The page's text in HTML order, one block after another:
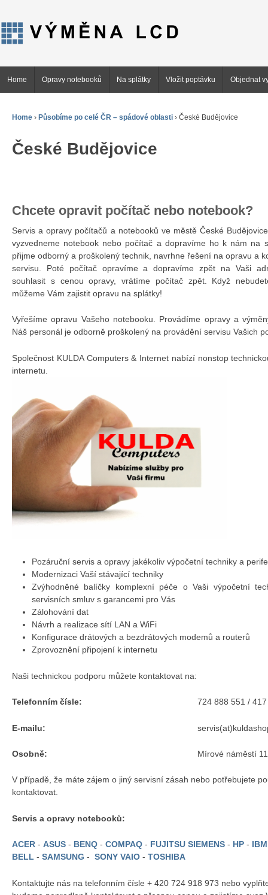
Home Opravy notebooků Na splátky Vložit poptávku Objednat
Home › Působíme po celé ČR – spádové oblasti › České Budějovice
České Budějovice
Chcete opravit počítač nebo notebook?
Servis a opravy počítačů a notebooků ve městě České
vyzvedneme notebook nebo počítač a dopravíme ho k nám na
přijme odborný a proškolený technik, navrhne řešení na opravu a
servisu. Poté počítač opravíme a dopravíme zpět na Vaši
souhlasit s cenou opravy, vrátíme počítač zpět. Když
můžeme Vám zajistit opravu na splátky!
Vyřešíme opravu Vašeho notebooku. Provádíme opravy a
Náš personál je odborně proškolený na provádění servisu Vašich
Společnost KULDA Computers & Internet nabízí nonstop
internetu.
Pozáruční servis a opravy jakékoliv výpočetní techniky a
Modernizaci Vaší stávající techniky
Zvýhodněné balíčky komplexní péče o Vaši výpočetní
servisních smluv s garancemi pro Vás
Zálohování dat
Návrh a realizace sítí LAN a WiFi
Konfigurace drátových a bezdrátových modemů a routerů
Zprovoznění připojení k internetu
Naši technickou podporu můžete kontaktovat na:
Telefonním čísle:
E-mailu:
Osobně:
724 888 551 /
Mírové náměstí
V případě, že máte zájem o jiný servisní zásah nebo potřebujete
kontaktovat.
Servis a opravy notebooků:
ACER - ASUS - BENQ - COMPAQ - FUJITSU SIEMENS - HP -
BELL - SAMSUNG - SONY VAIO - TOSHIBA
Kontaktujte nás na telefonním čísle + 420 724 918 973 nebo